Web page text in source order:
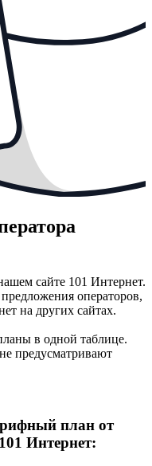
сайте 101 Интернет.
операторов,
на других сайтах.
в одной таблице.
предусматривают
план от
Интернет: